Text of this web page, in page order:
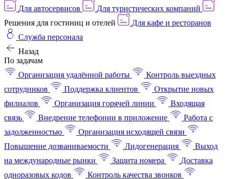
Для автосервисов
Для туристических компаний
Решения для гостиниц и отелей
Для кафе и ресторанов
Служба персонала
Назад
По задачам
Организация удалённой работы
Контроль выездных
сотрудников
Поддержка клиентов
Открытие новых
филиалов
Организация горячей линии
Входящая
связь
Внедрение телефонии в приложение
Работа с
задолженностью
Организация исходящей связи
Повышение дозваниваемости
Лидогенерация
Выход
на международные рынки
Защита номера
Доставка
одноразовых кодов
Контроль качества звонков